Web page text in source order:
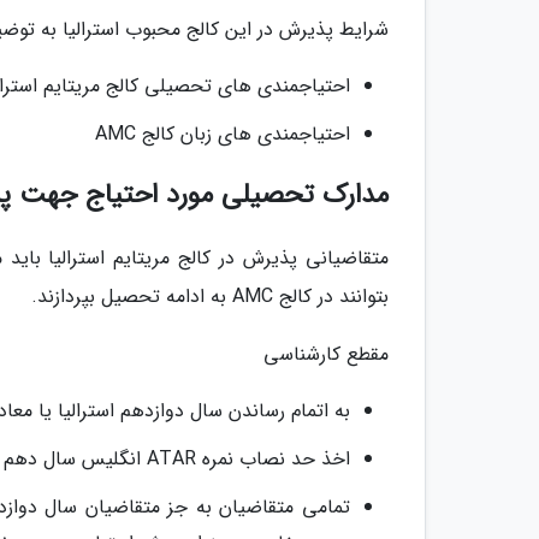
شرایط پذیرش در این کالج محبوب استرالیا به
احتیاجمندی های تحصیلی کالج مریتایم
احتیاجمندی های زبان کالج AMC
مدارک تحصیلی مورد احتیاج جهت
متقاضیانی پذیرش در کالج مریتایم استرالیا
بتوانند در کالج AMC به ادامه تحصیل بپردازند.
مقطع کارشناسی
به اتمام رساندن سال دوازدهم استرالیا
اخذ حد نصاب نمره ATAR انگلیس سال دهم استرالیا مخصوص هر رشته تحصیلی یا معادل آن
تمامی متقاضیان به جز متقاضیان سال